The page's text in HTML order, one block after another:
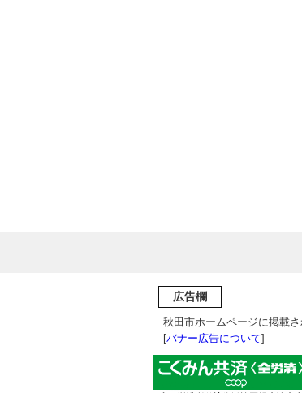
広告欄
秋田市ホームページに掲載
[バナー広告について]